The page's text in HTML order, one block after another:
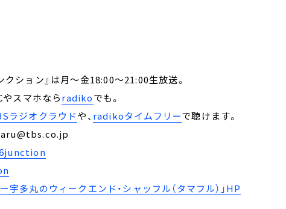
ション』は月～金18:00～21:00生放送。
スマホならradikoでも。
ラジオクラウドや、 radikoタイムフリーで聴けます。
宇多丸のウィークエンド・シャッフル（タマフル）」HP